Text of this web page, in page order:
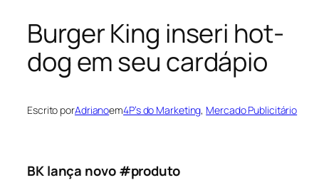
Burger King inseri hot-
dog em seu cardápio
Escrito porAdrianoem4P’s do Marketing, Mercado Publicitário
BK lança novo #produto